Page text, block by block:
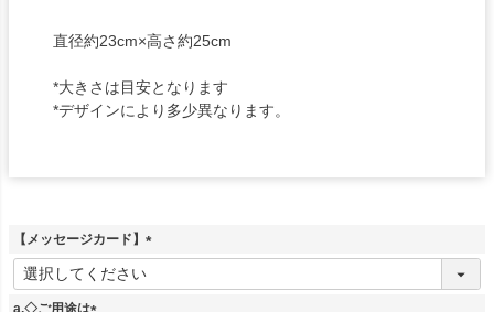
直径約23cm×高さ約25cm
*大きさは目安となります
*デザインにより多少異なります。
【メッセージカード】
(